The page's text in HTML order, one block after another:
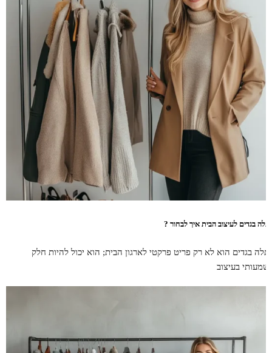
בגדים לעיצוב הבית איך לבחור ?
בגדים הוא לא רק פריט פרקטי לארגון הבית; הוא יכול להיות חלק
בעיצוב